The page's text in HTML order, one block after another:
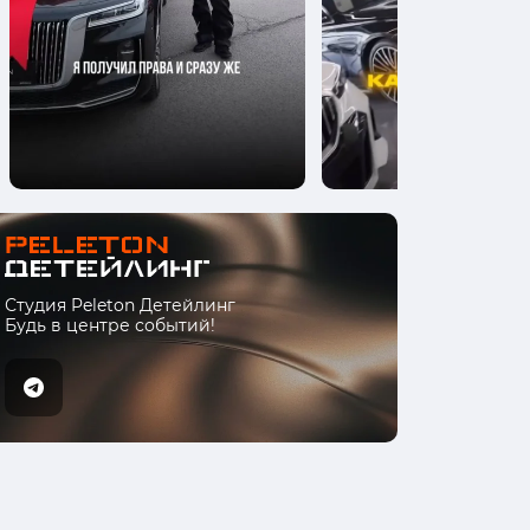
Студия Peleton Детейлинг
Будь в центре событий!